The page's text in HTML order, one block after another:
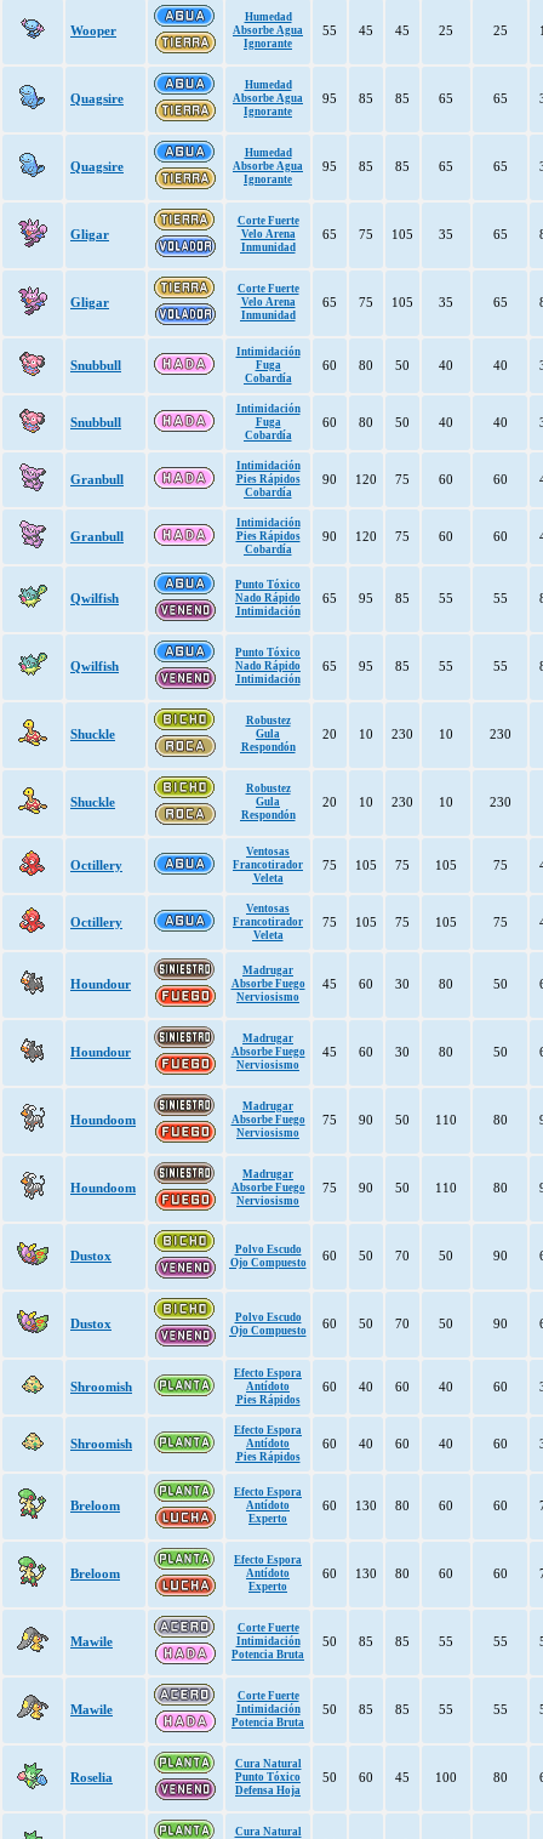
Wooper
Humedad
Absorbe Agua
Ignorante
55 45 45 25 25
Quagsire
Humedad
Absorbe Agua
Ignorante
95 85 85 65 65
Quagsire
Humedad
Absorbe Agua
Ignorante
95 85 85 65 65
Gligar
Corte Fuerte
Velo Arena
Inmunidad
65 75 105 35 65
Gligar
Corte Fuerte
Velo Arena
Inmunidad
65 75 105 35 65
Snubbull
Intimidación
Fuga
Cobardía
60 80 50 40 40
Snubbull
Intimidación
Fuga
Cobardía
60 80 50 40 40
Granbull
Intimidación
Pies Rápidos
Cobardía
90 120 75 60 60
Granbull
Intimidación
Pies Rápidos
Cobardía
90 120 75 60 60
Qwilfish
Punto Tóxico
Nado Rápido
Intimidación
65 95 85 55 55
Qwilfish
Punto Tóxico
Nado Rápido
Intimidación
65 95 85 55 55
Shuckle
Robustez
Gula
Respondón
20 10 230 10 230
Shuckle
Robustez
Gula
Respondón
20 10 230 10 230
Octillery
Ventosas
Francotirador
Veleta
75 105 75 105 75
Octillery
Ventosas
Francotirador
Veleta
75 105 75 105 75
Houndour
Madrugar
Absorbe Fuego
Nerviosismo
45 60 30 80 50
Houndour
Madrugar
Absorbe Fuego
Nerviosismo
45 60 30 80 50
Houndoom
Madrugar
Absorbe Fuego
Nerviosismo
75 90 50 110 80
Houndoom
Madrugar
Absorbe Fuego
Nerviosismo
75 90 50 110 80
Dustox
Polvo Escudo
Ojo Compuesto
60 50 70 50 90
Dustox
Polvo Escudo
Ojo Compuesto
60 50 70 50 90
Shroomish
Efecto Espora
Antídoto
Pies Rápidos
60 40 60 40 60
Shroomish
Efecto Espora
Antídoto
Pies Rápidos
60 40 60 40 60
Breloom
Efecto Espora
Antídoto
Experto
60 130 80 60 60
Breloom
Efecto Espora
Antídoto
Experto
60 130 80 60 60
Mawile
Corte Fuerte
Intimidación
Potencia Bruta
50 85 85 55 55
Mawile
Corte Fuerte
Intimidación
Potencia Bruta
50 85 85 55 55
Roselia
Cura Natural
Punto Tóxico
Defensa Hoja
50 60 45 100 80
Cura Natural